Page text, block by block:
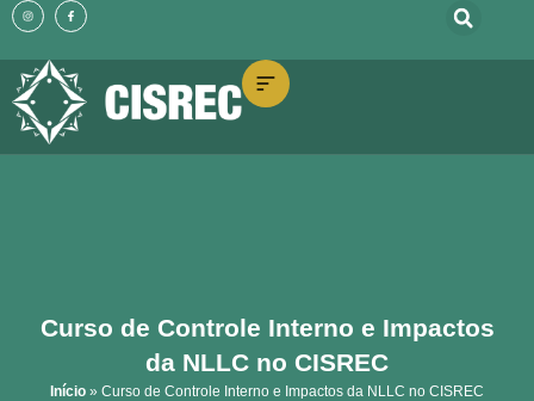
conteúdo
conteúdo
I
n
s
t
g
a
m
F
a
c
e
o
k
-
f
Curso de Controle Interno e Impactos
da NLLC no CISREC
Início » Curso de Controle Interno e Impactos da NLLC no CISREC